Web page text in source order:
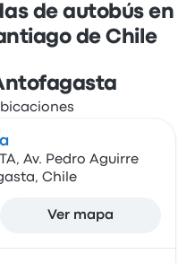
de autobús en
de Chile
Av. Pedro Aguirre
Chile
Ver mapa